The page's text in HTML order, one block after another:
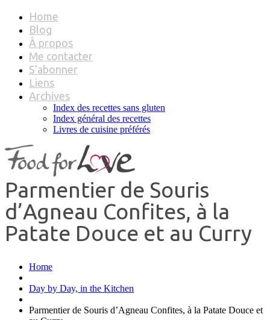
Home
Blog
À propos
Me contacter
S’abonner
Liens
Archives
Index des recettes sans gluten
Index général des recettes
Livres de cuisine préférés
Parmentier de Souris
d’Agneau Confites, à la
Patate Douce et au Curry
Home
Day by Day, in the Kitchen
Parmentier de Souris d’Agneau Confites, à la Patate Douce et